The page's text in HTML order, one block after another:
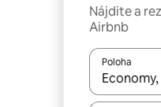
Nájdite a
Airbnb
Poloha
Keď budú